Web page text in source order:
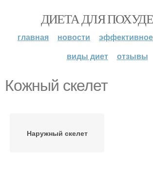
ДИЕТА ДЛЯ
главная новости
виды диет
отзывы
Кожный скелет
Наружный скелет